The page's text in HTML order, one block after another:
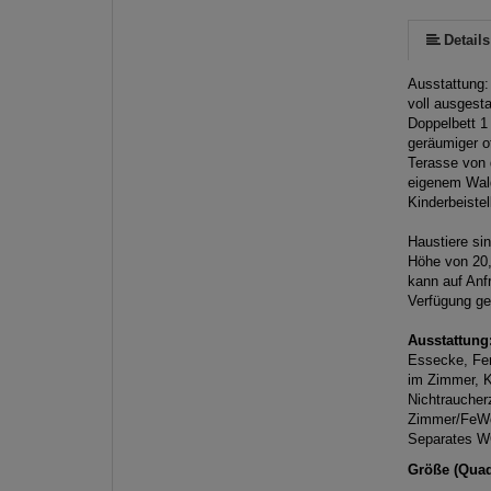
Details
voll
Doppelbett
geräumiger
Terasse von
eigenem
Haustiere
Höhe von
kann auf
Verfügung
Ausstattung:
Essecke,
im Zimmer,
Zimmer/
Separates
Größe